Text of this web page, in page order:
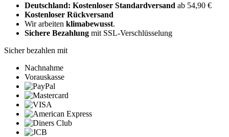
Deutschland: Kostenloser Standardversand ab 54,90 €
Kostenloser Rückversand
Wir arbeiten klimabewusst.
Sichere Bezahlung mit SSL-Verschlüsselung
Sicher bezahlen mit
Nachnahme
Vorauskasse